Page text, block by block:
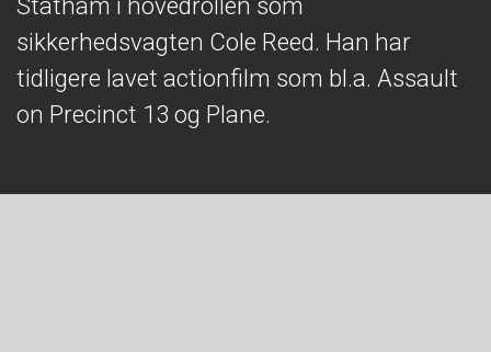
sikkerhedsvagten Cole Reed. Han har
tidligere lavet actionfilm som bl.a. Assault
on Precinct 13 og Plane.